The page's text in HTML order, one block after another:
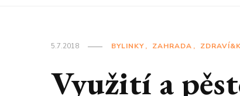
5.7.2018 BYLINKY ZAHRADA
Využití a